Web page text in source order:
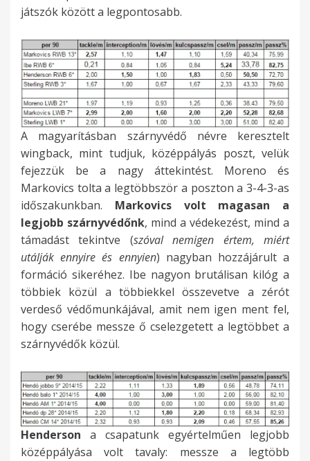
játszók között a legpontosabb.
A magyarításban szárnyvédő névre keresztelt
wingback, mint tudjuk, középpályás poszt, velük
fejezzük be a nagy áttekintést. Moreno és
Markovics tolta a legtöbbször a poszton a 3-4-3-as
időszakunkban. Markovics volt magasan a
legjobb szárnyvédőnk, mind a védekezést, mind a
támadást tekintve (szóval nemigen értem, miért
utálják ennyire és ennyien) nagyban hozzájárult a
formáció sikeréhez. Ibe nagyon brutálisan kilóg a
többiek közül a többiekkel összevetve a zérót
verdeső védőmunkájával, amit nem igen ment fel,
hogy cserébe messze ő cselezgetett a legtöbbet a
szárnyvédők közül.
Henderson a csapatunk egyértelműen legjobb
középpályása volt tavaly: messze a legtöbb